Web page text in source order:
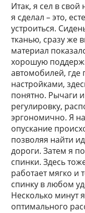
Итак, я сел в
я сделал – это,
устроиться.
тканью, сразу же
материал
хорошую
автомобилей, где
настройками,
понятно. Рычаги
регулировку,
эргономично. Я
опускание
позволяя найти
дороги. Затем я
спинки. Здесь
работает мягко и
спинку в любом
Несколько минут
оптимального